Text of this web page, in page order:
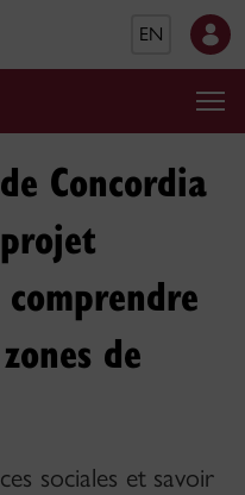
EN
Concordia
de
sociales et savoir